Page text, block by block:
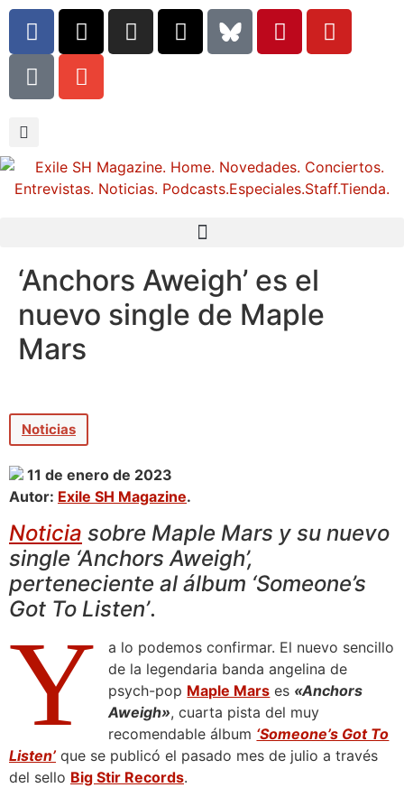
‘Anchors Aweigh’ es el
nuevo single de Maple
Mars
Noticias
11 de enero de 2023
Autor: Exile SH Magazine.
Noticia sobre Maple Mars y su nuevo
single ‘Anchors Aweigh’,
perteneciente al álbum ‘Someone’s
Got To Listen’.
Y
a lo podemos confirmar. El nuevo sencillo
de la legendaria banda angelina de
psych-pop Maple Mars es «Anchors
Aweigh», cuarta pista del muy
recomendable álbum ‘Someone’s Got To
Listen’ que se publicó el pasado mes de julio a través
del sello Big Stir Records.